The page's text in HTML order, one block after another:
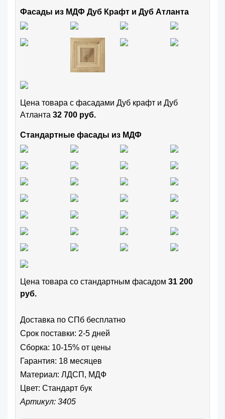
Фасады из МДФ Дуб Крафт и Дуб Атланта
Цена товара с фасадами Дуб крафт и Дуб
Атланта 32 700 руб.
Стандартные фасады из МДФ
Цена товара cо стандартным фасадом 31 200
руб.
Доставка по СПб бесплатно
Срок поставки: 2-5 дней
Сборка: 10-15% от цены
Гарантия: 18 месяцев
Материал: ЛДСП, МДФ
Цвет: Стандарт бук
Артикул: 3405